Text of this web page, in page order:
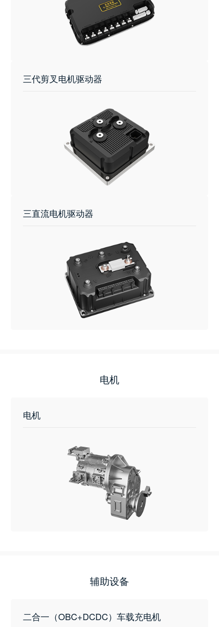
三代剪叉电机驱动器
三直流电机驱动器
电机
电机
辅助设备
二合一（OBC+DCDC）车载充电机